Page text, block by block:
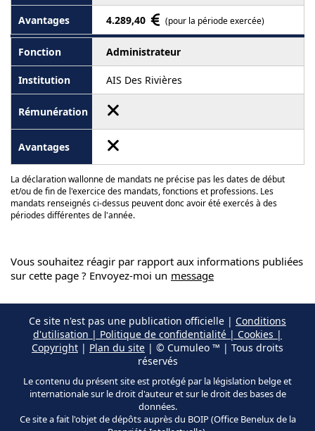
4.289,40 (pour la période exercée)
Administrateur
AIS Des Rivières
La déclaration wallonne de mandats ne précise pas les dates de début
et/ou de fin de l'exercice des mandats, fonctions et professions. Les
mandats renseignés ci-dessus peuvent donc avoir été exercés à des
périodes différentes de l'année.
Vous souhaitez réagir par rapport aux informations publiées
sur cette page ? Envoyez-moi un message
Ce site n'est pas une publication officielle | Conditions
d'utilisation | Politique de confidentialité | Cookies |
Copyright | Plan du site | © Cumuleo ™ | Tous droits
réservés
Le contenu du présent site est protégé par la législation belge et
internationale sur le droit d'auteur et sur le droit des bases de
données.
Ce site a fait l'objet de dépôts auprès du BOIP (Office Benelux de la